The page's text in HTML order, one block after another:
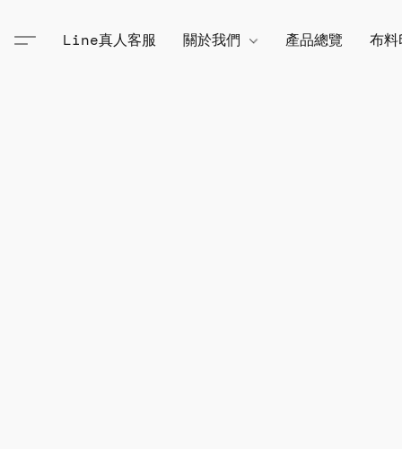
Line真人客服 關於我們 產品總覽 布